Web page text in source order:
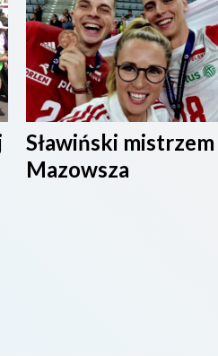
Sławiński mistrzem
Mazowsza